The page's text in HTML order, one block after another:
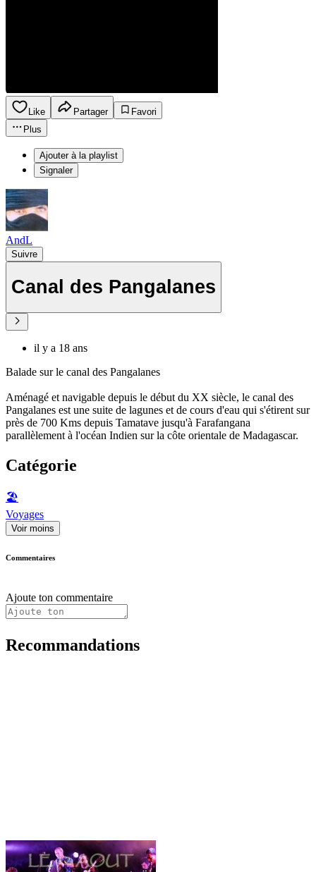
Like Partager
Favori
Plus
Ajouter à la playlist
Signaler
AndL
Suivre
Canal des Pangalanes
il y a 18 ans
Balade sur le canal des Pangalanes
Aménagé et navigable depuis le début du XX siècle, le canal des
Pangalanes est une suite de lagunes et de cours d'eau qui s'étirent sur
près de 700 Kms depuis Tamatave jusqu'à Farafangana
parallèlement à l'océan Indien sur la côte orientale de Madagascar.
Catégorie
🏖
Voyages
Voir moins
Commentaires
Ajoute ton commentaire
Recommandations